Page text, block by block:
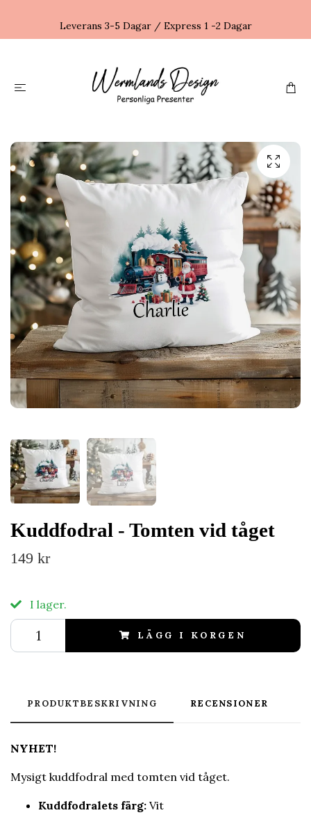
Leverans 3-5 Dagar / Express 1 -2 Dagar
Kuddfodral - Tomten vid tåget
149 kr
I lager.
LÄGG I KORGEN
PRODUKTBESKRIVNING RECENSIONER
NYHET!
Mysigt kuddfodral med tomten vid tåget.
Kuddfodralets färg: Vit